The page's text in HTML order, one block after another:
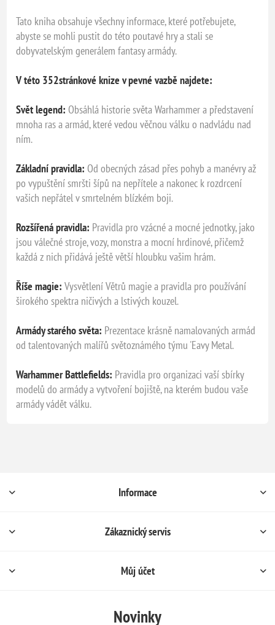
Tato kniha obsahuje všechny informace, které potřebujete,
abyste se mohli pustit do této poutavé hry a stali se
dobyvatelským generálem fantasy armády.
V této 352stránkové knize v pevné vazbě najdete:
Svět legend: Obsáhlá historie světa Warhammer a představení
mnoha ras a armád, které vedou věčnou válku o nadvládu nad
ním.
Základní pravidla: Od obecných zásad přes pohyb a manévry až
po vypuštění smršti šípů na nepřítele a nakonec k rozdrcení
vašich nepřátel v smrtelném blízkém boji.
Rozšířená pravidla: Pravidla pro vzácné a mocné jednotky, jako
jsou válečné stroje, vozy, monstra a mocní hrdinové, přičemž
každá z nich přidává ještě větší hloubku vašim hrám.
Říše magie: Vysvětlení Větrů magie a pravidla pro používání
širokého spektra ničivých a lstivých kouzel.
Armády starého světa: Prezentace krásně namalovaných armád
od talentovaných malířů světoznámého týmu 'Eavy Metal.
Warhammer Battlefields: Pravidla pro organizaci vaší sbírky
modelů do armády a vytvoření bojiště, na kterém budou vaše
armády vádět válku.
Informace
Zákaznický servis
Můj účet
Novinky